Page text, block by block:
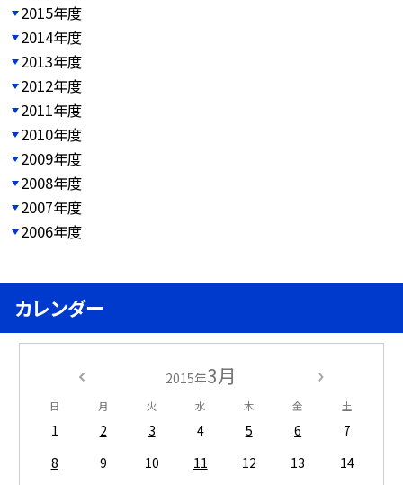
2015年度
2014年度
2013年度
2012年度
2011年度
2010年度
2009年度
2008年度
2007年度
2006年度
カレンダー
2015年3月
日 月 火 水 木 金 土
1 2 3 4 5 6
7
8
9 10 11 12 13
14